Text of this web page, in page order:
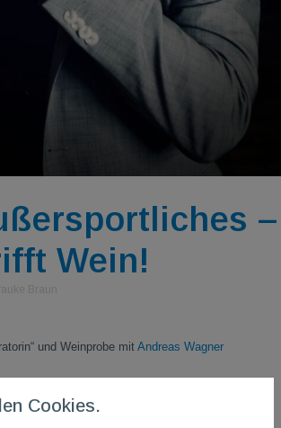
–
Wein!
und Weinprobe mit Andreas Wagner
aus Andreas` neuem Buch über
("Zwischen Reben und Rüben")
Cookies.